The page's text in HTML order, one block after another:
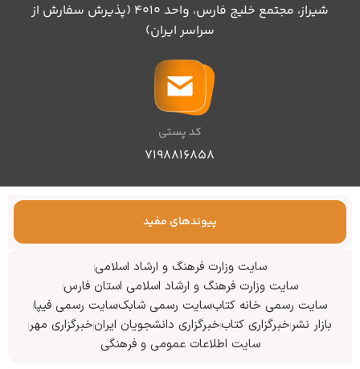
شیراز، مجتمع خلیج فارس، واحد ۴۰۱۰ (پذیرش سفارش از
سراسر ایران)
کد پستی
۷۱۹۸۸۱۶۸۵۸
پیوندهای مفید
سایت وزارت فرهنگ و ارشاد اسلامی
سایت وزارت فرهنگ و ارشاد اسلامی استان فارس
سایت رسمی خانه کتابسایت رسمی شابکسایت رسمی فیپا
بازار نشرخبرگزاری کتابخبرگزاری دانشجویان ایرانخبرگزاری مهر
سایت اطلاعات عمومی و فرهنگی